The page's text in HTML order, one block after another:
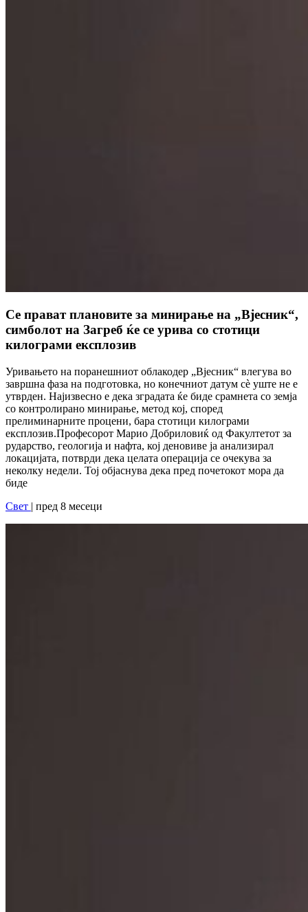
Се прават плановите за минирање на „Вјесник“,
симболот на Загреб ќе се урива со стотици
килограми експлозив
Уривањето на поранешниот облакодер „Вјесник“ влегува во
завршна фаза на подготовка, но конечниот датум сè уште не е
утврден. Најизвесно е дека зградата ќе биде срамнета со земја
со контролирано минирање, метод кој, според
прелиминарните процени, бара стотици килограми
експлозив.Професорот Марио Добриловиќ од Факултетот за
рударство, геологија и нафта, кој деновиве ја анализирал
локацијата, потврди дека целата операција се очекува за
неколку недели. Тој објаснува дека пред почетокот мора да
биде
Свет | пред 8 месеци